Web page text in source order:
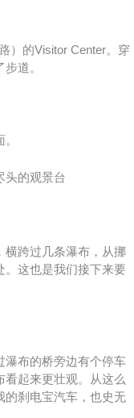
）的Visitor Center。穿
道。
头的观景台
横跨过几条瀑布，从挪
。这也是我们接下来要
瀑布的桥旁边有个停车
看起来更壮观。从这么
的刹电宝汽车，也史无